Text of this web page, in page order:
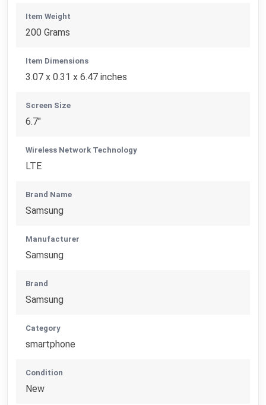
Item Weight
200 Grams
Item Dimensions
3.07 x 0.31 x 6.47 inches
Screen Size
6.7"
Wireless Network Technology
LTE
Brand Name
Samsung
Manufacturer
Samsung
Brand
Samsung
Category
smartphone
Condition
New